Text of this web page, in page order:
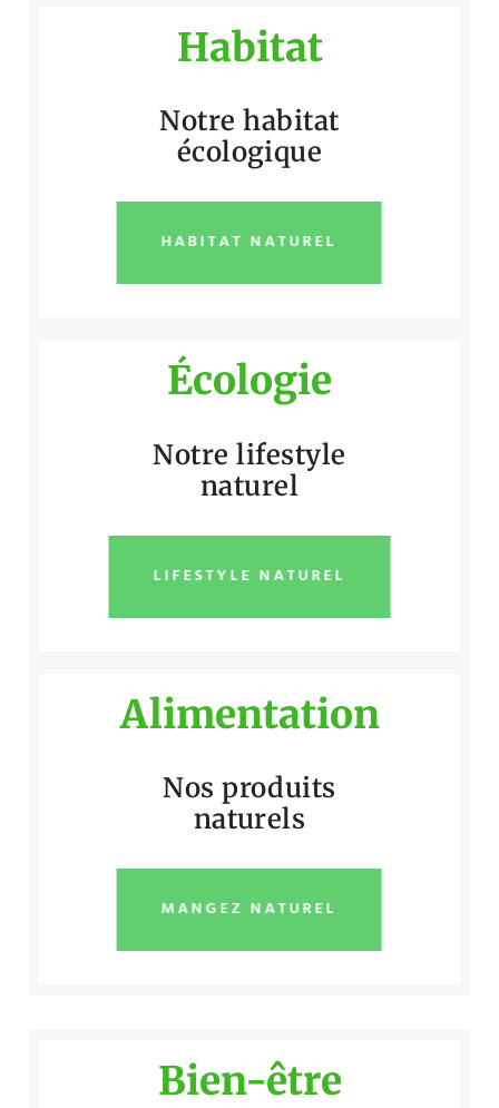
Habitat
Notre habitat
écologique
HABITAT NATUREL
Écologie
Notre lifestyle
naturel
LIFESTYLE NATUREL
Alimentation
Nos produits
naturels
MANGEZ NATUREL
Bien-être